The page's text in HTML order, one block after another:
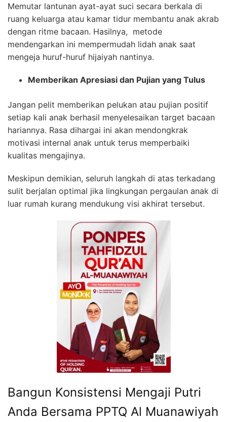
Memutar lantunan ayat-ayat suci secara berkala di
ruang keluarga atau kamar tidur membantu anak akrab
dengan ritme bacaan. Hasilnya, metode
mendengarkan ini mempermudah lidah anak saat
mengeja huruf-huruf hijaiyah nantinya.
Memberikan Apresiasi dan Pujian yang Tulus
Jangan pelit memberikan pelukan atau pujian positif
setiap kali anak berhasil menyelesaikan target bacaan
hariannya. Rasa dihargai ini akan mendongkrak
motivasi internal anak untuk terus memperbaiki
kualitas mengajinya.
Meskipun demikian, seluruh langkah di atas terkadang
sulit berjalan optimal jika lingkungan pergaulan anak di
luar rumah kurang mendukung visi akhirat tersebut.
Bangun Konsistensi Mengaji Putri
Anda Bersama PPTQ Al Muanawiyah